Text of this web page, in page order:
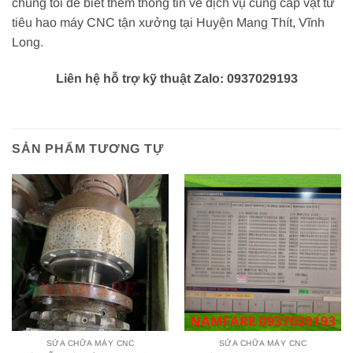
chúng tôi để biết thêm thông tin về dịch vụ cung cấp vật tư
tiêu hao máy CNC tận xưởng tại Huyện Mang Thít, Vĩnh
Long.
Liên hệ hỗ trợ kỹ thuật Zalo: 0937029193
SẢN PHẨM TƯƠNG TỰ
SỬA CHỮA MÁY CNC SỬA CHỮA MÁY CNC